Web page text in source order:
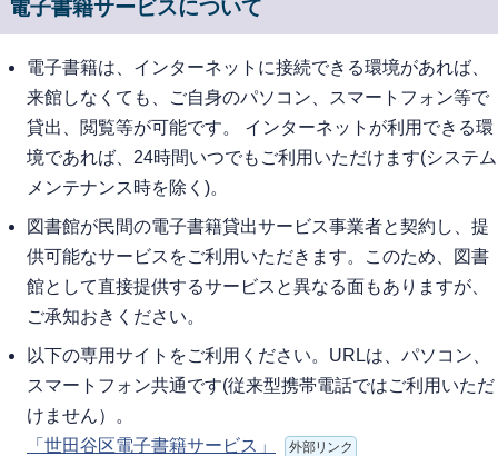
電子書籍サービスについて
電子書籍は、インターネットに接続できる環境があれば、
来館しなくても、ご自身のパソコン、スマートフォン等で
貸出、閲覧等が可能です。 インターネットが利用できる環
境であれば、24時間いつでもご利用いただけます(システム
メンテナンス時を除く)。
図書館が民間の電子書籍貸出サービス事業者と契約し、提
供可能なサービスをご利用いただきます。このため、図書
館として直接提供するサービスと異なる面もありますが、
ご承知おきください。
以下の専用サイトをご利用ください。URLは、パソコン、
スマートフォン共通です(従来型携帯電話ではご利用いただ
けません）。
「世田谷区電子書籍サービス」
外部リンク